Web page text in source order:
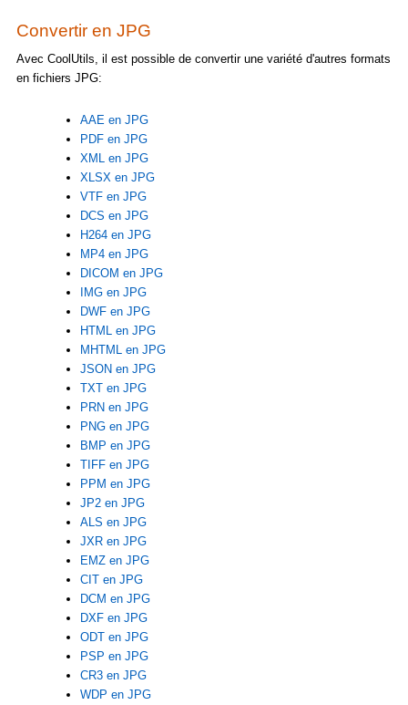
Convertir en JPG
Avec CoolUtils, il est possible de convertir une variété d'autres formats
en fichiers JPG:
AAE en JPG
PDF en JPG
XML en JPG
XLSX en JPG
VTF en JPG
DCS en JPG
H264 en JPG
MP4 en JPG
DICOM en JPG
IMG en JPG
DWF en JPG
HTML en JPG
MHTML en JPG
JSON en JPG
TXT en JPG
PRN en JPG
PNG en JPG
BMP en JPG
TIFF en JPG
PPM en JPG
JP2 en JPG
ALS en JPG
JXR en JPG
EMZ en JPG
CIT en JPG
DCM en JPG
DXF en JPG
ODT en JPG
PSP en JPG
CR3 en JPG
WDP en JPG